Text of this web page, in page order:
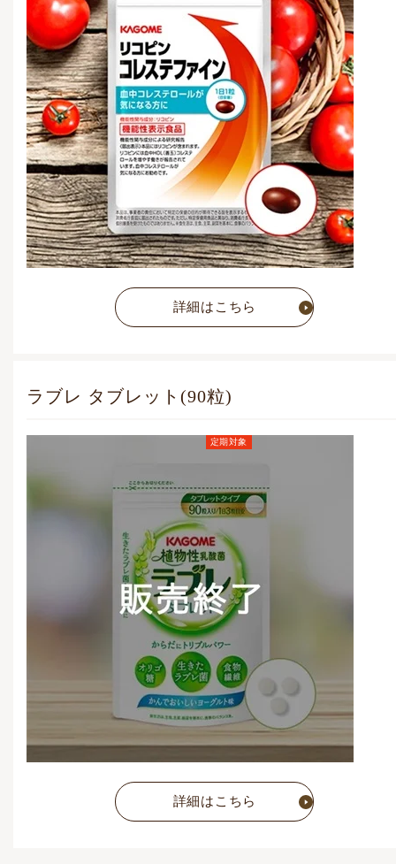
3,888
(税込)
通常価格
4,320 円 (税込)
詳細はこちら
ラブレ タブレット(90粒)
定期対象
(毎月1点)
3,240 円
通常価格
3,600
詳細はこちら